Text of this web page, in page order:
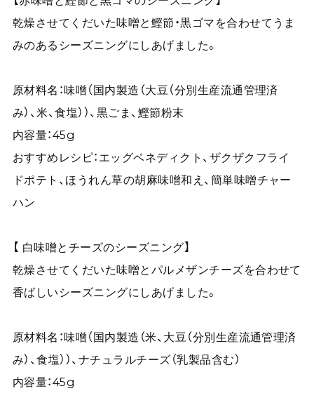
乾燥させてくだいた味噌と鰹節・黒ゴマを合わせてうま
みのあるシーズニングにしあげました。
原材料名：味噌（国内製造（大豆（分別生産流通管理済
み）、米、食塩））、黒ごま、鰹節粉末
内容量：45g
おすすめレシピ：エッグベネディクト、ザクザクフライ
ドポテト、ほうれん草の胡麻味噌和え、簡単味噌チャー
ハン
【 白味噌とチーズのシーズニング】
乾燥させてくだいた味噌とパルメザンチーズを合わせて
香ばしいシーズニングにしあげました。
原材料名：味噌（国内製造（米、大豆（分別生産流通管理済
み）、食塩））、ナチュラルチーズ（乳製品含む）
内容量：45g